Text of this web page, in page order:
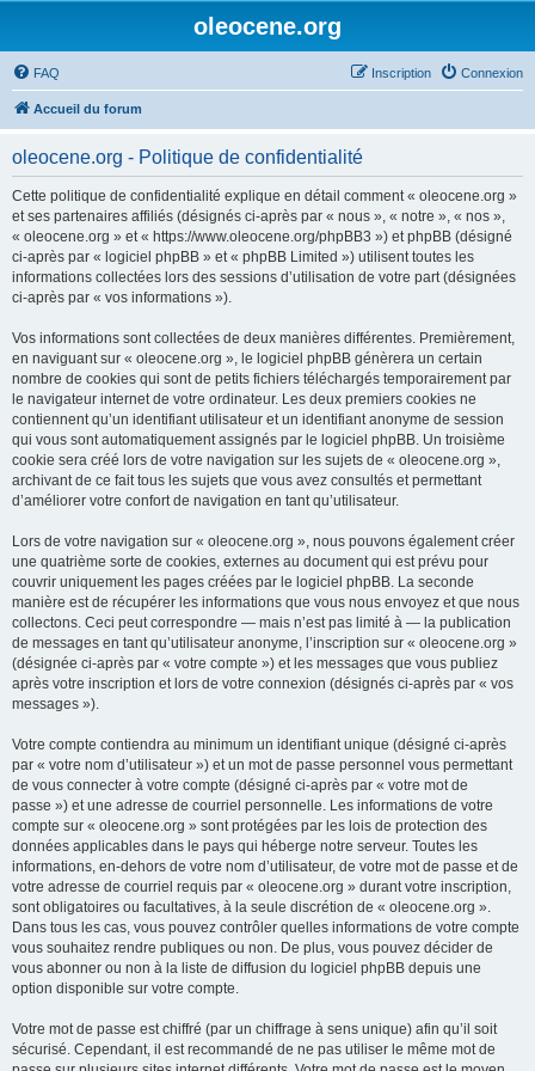
oleocene.org
FAQ Connexion
Inscription
Accueil du forum
oleocene.org - Politique de confidentialité
Cette politique de confidentialité explique en détail comment « oleocene.org »
et ses partenaires affiliés (désignés ci-après par « nous », « notre », « nos »,
« oleocene.org » et « https://www.oleocene.org/phpBB3 ») et phpBB (désigné
ci-après par « logiciel phpBB » et « phpBB Limited ») utilisent toutes les
informations collectées lors des sessions d’utilisation de votre part (désignées
ci-après par « vos informations »).
Vos informations sont collectées de deux manières différentes. Premièrement,
en naviguant sur « oleocene.org », le logiciel phpBB génèrera un certain
nombre de cookies qui sont de petits fichiers téléchargés temporairement par
le navigateur internet de votre ordinateur. Les deux premiers cookies ne
contiennent qu’un identifiant utilisateur et un identifiant anonyme de session
qui vous sont automatiquement assignés par le logiciel phpBB. Un troisième
cookie sera créé lors de votre navigation sur les sujets de « oleocene.org »,
archivant de ce fait tous les sujets que vous avez consultés et permettant
d’améliorer votre confort de navigation en tant qu’utilisateur.
Lors de votre navigation sur « oleocene.org », nous pouvons également créer
une quatrième sorte de cookies, externes au document qui est prévu pour
couvrir uniquement les pages créées par le logiciel phpBB. La seconde
manière est de récupérer les informations que vous nous envoyez et que nous
collectons. Ceci peut correspondre — mais n’est pas limité à — la publication
de messages en tant qu’utilisateur anonyme, l’inscription sur « oleocene.org »
(désignée ci-après par « votre compte ») et les messages que vous publiez
après votre inscription et lors de votre connexion (désignés ci-après par « vos
messages »).
Votre compte contiendra au minimum un identifiant unique (désigné ci-après
par « votre nom d’utilisateur ») et un mot de passe personnel vous permettant
de vous connecter à votre compte (désigné ci-après par « votre mot de
passe ») et une adresse de courriel personnelle. Les informations de votre
compte sur « oleocene.org » sont protégées par les lois de protection des
données applicables dans le pays qui héberge notre serveur. Toutes les
informations, en-dehors de votre nom d’utilisateur, de votre mot de passe et de
votre adresse de courriel requis par « oleocene.org » durant votre inscription,
sont obligatoires ou facultatives, à la seule discrétion de « oleocene.org ».
Dans tous les cas, vous pouvez contrôler quelles informations de votre compte
vous souhaitez rendre publiques ou non. De plus, vous pouvez décider de
vous abonner ou non à la liste de diffusion du logiciel phpBB depuis une
option disponible sur votre compte.
Votre mot de passe est chiffré (par un chiffrage à sens unique) afin qu’il soit
sécurisé. Cependant, il est recommandé de ne pas utiliser le même mot de